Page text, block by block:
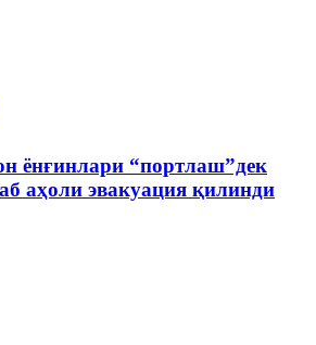
ёнғинлари “портлаш”дек
аҳоли эвакуация қилинди